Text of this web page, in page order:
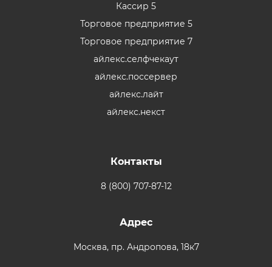
Кассир 5
Торговое предприятие 5
Торговое предприятие 7
айлекс.селфчекаут
айлекс.поссервер
айлекс.лайт
айлекс.некст
Контакты
8 (800) 707-87-12
Адрес
Москва,пр. Андропова, 18к7